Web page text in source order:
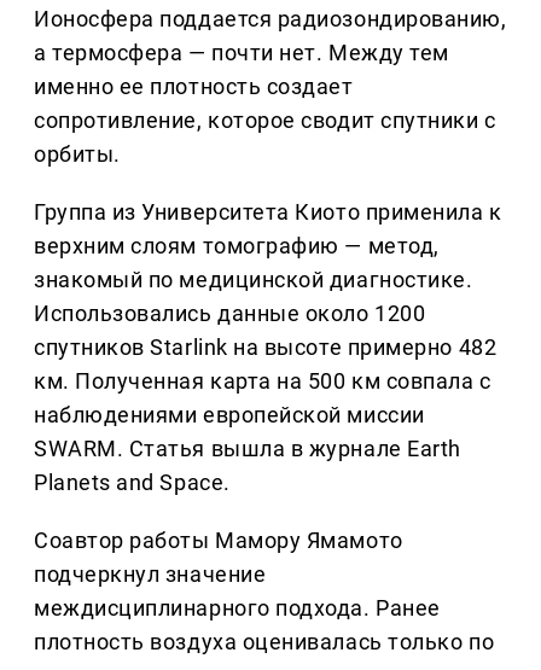
Ионосфера поддается радиозондированию,
а термосфера — почти нет. Между тем
именно ее плотность создает
сопротивление, которое сводит спутники с
орбиты.
Группа из Университета Киото применила к
верхним слоям томографию — метод,
знакомый по медицинской диагностике.
Использовались данные около 1200
спутников Starlink на высоте примерно 482
км. Полученная карта на 500 км совпала с
наблюдениями европейской миссии
SWARM. Статья вышла в журнале Earth
Planets and Space.
Соавтор работы Мамору Ямамото
подчеркнул значение
междисциплинарного подхода. Ранее
плотность воздуха оценивалась только по